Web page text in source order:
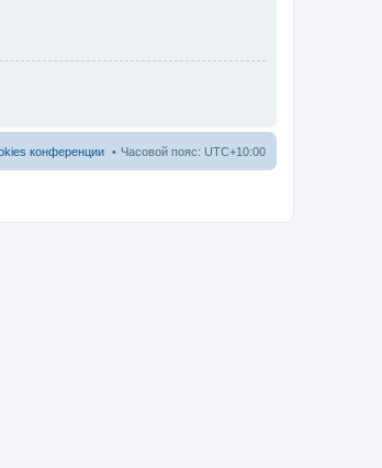
Часовой пояс: UTC+10:00
конференции